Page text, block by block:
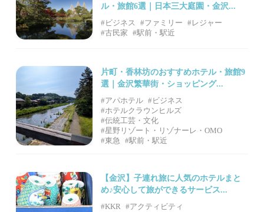
ル・旅館6選｜日本三大庭園・金沢...
#ビジネス #ファミリー
#レジャー
#古民家
#駅前・駅近
片町・香林坊のおすすめホテル・旅館9
選｜金沢繁華街・ショッピング...
#アパホテル #ビジネス
#ホテルクラウンヒルズ
#伝統工芸・文化
#星野リゾート・リゾナーレ・OMO
#東急
#駅前・駅近
【金沢】子連れ旅に人気のホテルまと
め♪安心して旅ができるサービス...
#KKR
#アクティビティ